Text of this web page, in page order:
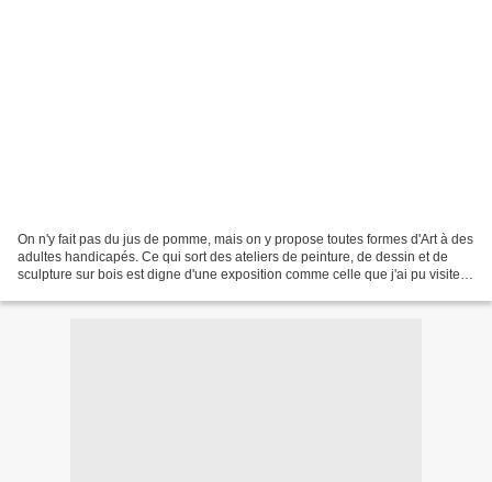
On n'y fait pas du jus de pomme, mais on y propose toutes formes d'Art à des
adultes handicapés. Ce qui sort des ateliers de peinture, de dessin et de
sculpture sur bois est digne d'une exposition comme celle que j'ai pu visiter